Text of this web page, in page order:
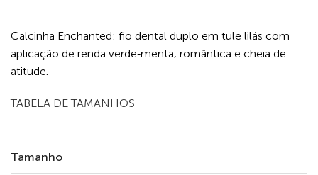
Calcinha Enchanted: fio dental duplo em tule lilás com
aplicação de renda verde‑menta, romântica e cheia de
atitude.
TABELA DE TAMANHOS
Tamanho